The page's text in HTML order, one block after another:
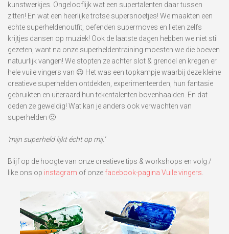
kunstwerkjes. Ongelooflijk wat een supertalenten daar tussen
zitten! En wat een heerlijke trotse supersnoetjes! We maakten een
echte superheldenoutfit, oefenden supermoves en lieten zelfs
krijtjes dansen op muziek! Ook de laatste dagen hebben we niet stil
gezeten, want na onze superheldentraining moesten we die boeven
natuurlijk vangen! We stopten ze achter slot & grendel en kregen er
hele vuile vingers van 😉 Het was een topkampje waarbij deze kleine
creatieve superhelden ontdekten, experimenteerden, hun fantasie
gebruikten en uiteraard hun tekentalenten bovenhaalden. En dat
deden ze geweldig! Wat kan je anders ook verwachten van
superhelden 🙂
‘mijn superheld lijkt écht op mij.’
Blijf op de hoogte van onze creatieve tips & workshops en volg /
like ons op instagram of onze facebook-pagina Vuile vingers.